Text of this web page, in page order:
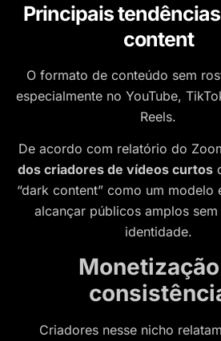
Principais
content
O formato de conteúdo sem
especialmente no YouTube,
Reels.
De acordo com relatório do
dos criadores de vídeos curtos
“dark content” como um modelo
alcançar públicos amplos
identidade.
Criadores nesse nicho